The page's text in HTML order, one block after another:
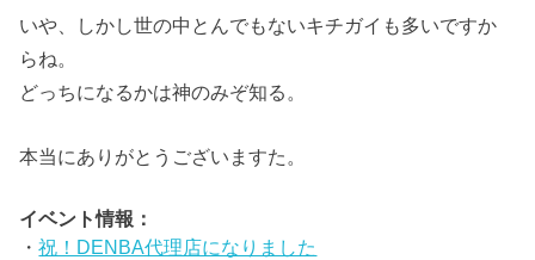
いや、しかし世の中とんでもないキチガイも多いですか
らね。
どっちになるかは神のみぞ知る。
本当にありがとうございますた。
イベント情報：
・祝！DENBA代理店になりました